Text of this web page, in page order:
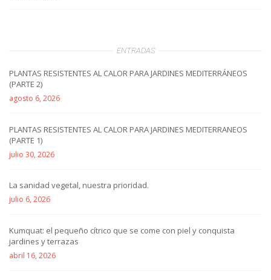
ENTRADAS
PLANTAS RESISTENTES AL CALOR PARA JARDINES MEDITERRÁNEOS
(PARTE 2)
agosto 6, 2026
PLANTAS RESISTENTES AL CALOR PARA JARDINES MEDITERRANEOS
(PARTE 1)
julio 30, 2026
La sanidad vegetal, nuestra prioridad.
julio 6, 2026
Kumquat: el pequeño cítrico que se come con piel y conquista
jardines y terrazas
abril 16, 2026